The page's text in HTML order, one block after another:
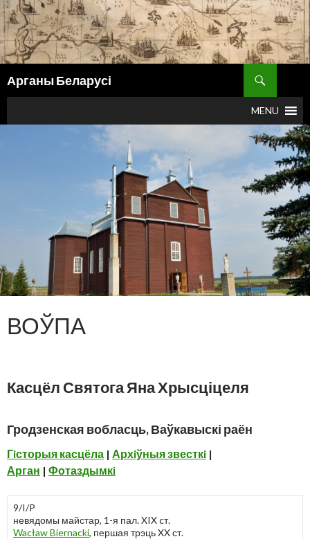
Арганы Беларусі
MENU
ВОЎПА
Касцёл Святога Яна Хрысціцеля
Гродзенская вобласць, Ваўкавыскі раён
Гiсторыя касцёла | Архiўныя звесткi |
Арган | Фотаздымкi
9/I/P
невядомы майстар, 1-я пал. XIX cт.
Wacław Biernacki, першая трэць XX ст.